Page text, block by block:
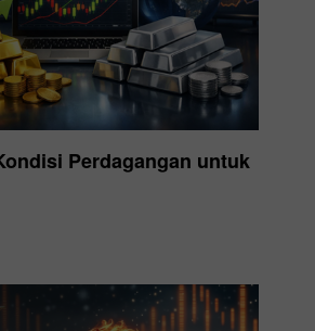
Perdagangan untuk